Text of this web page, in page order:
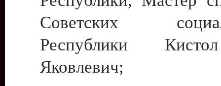
Советских
Республики
Яковлевич;